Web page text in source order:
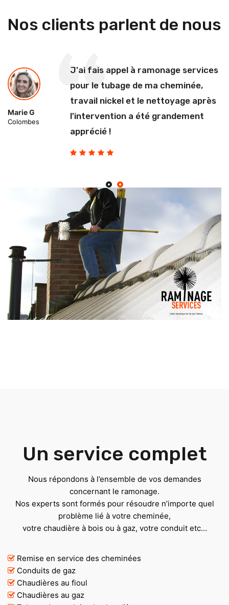
Nos clients parlent de nous
Marie G
Colombes
J'ai fais appel à ramonage services
pour le tubage de ma cheminée,
travail nickel et le nettoyage après
l'intervention a été grandement
apprécié !
Un service complet
Nous répondons à l’ensemble de vos demandes
concernant le ramonage.
Nos experts sont formés pour résoudre n’importe quel
problème lié à votre cheminée,
votre chaudière à bois ou à gaz, votre conduit etc…
Remise en service des cheminées
Conduits de gaz
Chaudières au fioul
Chaudières au gaz